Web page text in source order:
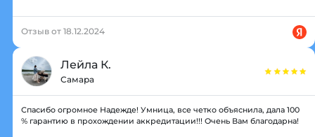
Отзыв от 18.12.2024
Лейла К.
Самара
Спасибо огромное Надежде! Умница, все четко объяснила, дала 100
% гарантию в прохождении аккредитации!!! Очень Вам благодарна!